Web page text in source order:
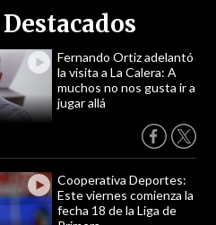
Fernando Ortiz adelantó
la visita a La Calera: A
muchos no nos gusta ir a
jugar allá
Cooperativa Deportes:
Este viernes comienza la
fecha 18 de la Liga de